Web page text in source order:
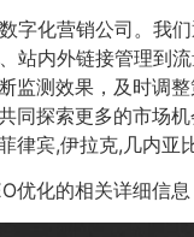
字化营销公司。我
站内外链接管理到
监测效果，及时调
同探索更多的市场
宾,伊拉克,几内亚
优化的相关详细信息